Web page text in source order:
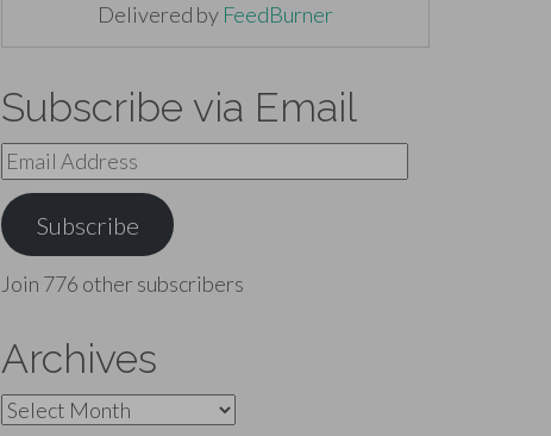
Delivered by FeedBurner
Subscribe via Email
Email
Address
Subscribe
Join 776 other subscribers
Archives
Archives